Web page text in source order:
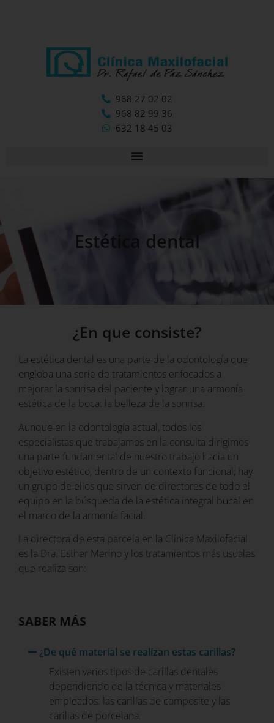
968 27 02 02
968 82 99 36
632 18 45 03
Estética dental
¿En que consiste?
La estética dental es una parte de la odontología que
engloba una serie de tratamientos enfocados a
mejorar la sonrisa del paciente y lograr una armonía
estética de la boca: la belleza de la sonrisa.
Aunque en la odontología actual, todos los
especialistas que trabajamos en la consulta dirigimos
una parte fundamental de nuestro trabajo hacia un
objetivo estético, dentro de un contexto funcional, hay
un grupo de ellos que sirven de directores de todo el
equipo en la búsqueda de la estética integral bucal en
el marco de la armonía facial.
La directora de esta parcela en la Clínica Maxilofacial
es la Dra. Esther Merino y los tratamientos más usuales
que realiza son:
SABER MÁS
¿De qué material se realizan estas carillas?
Existen varios tipos de carillas dentales
dependiendo de la técnica y materiales
empleados: las carillas de composite y las
carillas de porcelana.